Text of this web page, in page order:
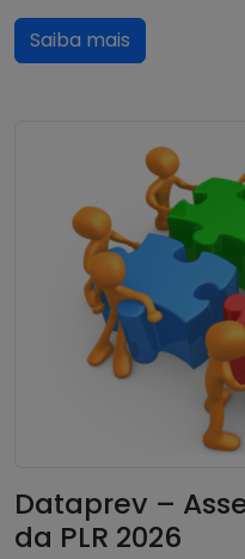
Saiba mais
Dataprev –
da PLR 2026